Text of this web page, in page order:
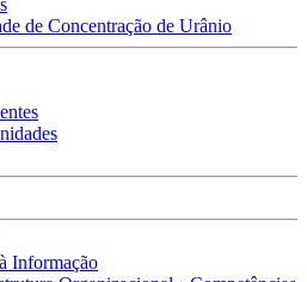
de Concentração de Urânio
Informação